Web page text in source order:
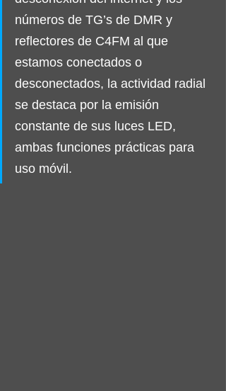
números de TG’s de DMR y
reflectores de C4FM al que
estamos conectados o
desconectados, la actividad radial
se destaca por la emisión
constante de sus luces LED,
ambas funciones prácticas para
uso móvil.